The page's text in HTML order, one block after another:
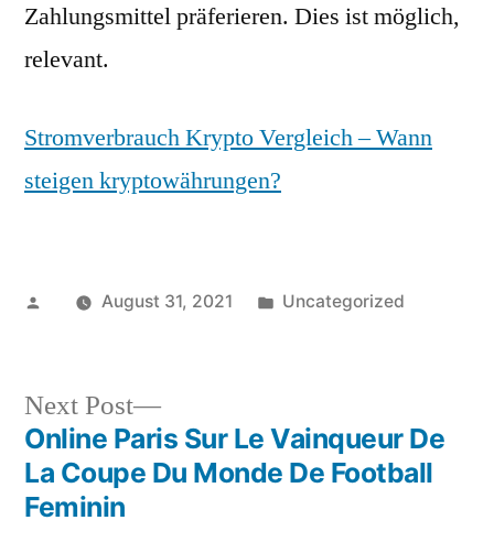
Zahlungsmittel präferieren. Dies ist möglich,
relevant.
Stromverbrauch Krypto Vergleich – Wann
steigen kryptowährungen?
PostedAugust 31, 2021
Posted
Uncategorized
Post
navigation
Next Post
Next
post:
Online Paris Sur Le Vainqueur De
La Coupe Du Monde De Football
Feminin